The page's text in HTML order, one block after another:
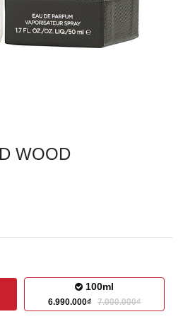
WOOD
100ml
6.990.000₫ 7.000.000₫